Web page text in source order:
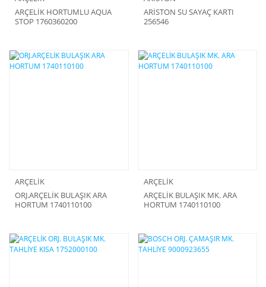
ARÇELİK HORTUMLU AQUA
STOP 1760360200
ARİSTON SU SAYAÇ KARTI
256546
ARÇELİK
ORJ.ARÇELİK BULAŞIK ARA
HORTUM 1740110100
ARÇELİK
ARÇELİK BULAŞIK MK. ARA
HORTUM 1740110100